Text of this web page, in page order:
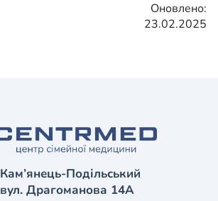
Оновлено:
23.02.2025
Кам’янець-Подільський
вул. Драгоманова 14А